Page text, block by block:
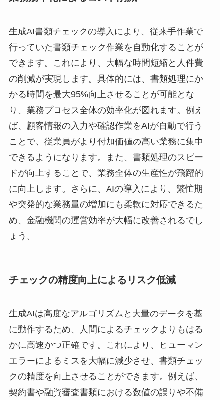
生成AI書類チェックの導入により、従来手作業で
行っていた書類チェック作業を自動化することが
できます。これにより、大幅な時間短縮と人件費
の削減が実現します。具体的には、書類処理にか
かる時間を最大95%向上させることが可能とな
り、業務プロセス全体の効率化が図れます。例え
ば、顧客情報の入力や確認作業をAIが自動で行う
ことで、従業員がより付加価値の高い業務に集中
できるようになります。また、書類処理のスピー
ドが向上することで、業務全体の生産性が飛躍的
に向上します。さらに、AIの導入により、繁忙期
や突発的な業務量の増加にも柔軟に対応できるた
め、金融機関の運営効率が大幅に改善されるでし
ょう。
チェックの精度向上によるリスク低減
生成AIは高度なアルゴリズムと大量のデータを基
に動作するため、人間によるチェックよりもはる
かに高速かつ正確です。これにより、ヒューマン
エラーによるミスを大幅に減少させ、書類チェッ
クの精度を向上させることができます。例えば、
契約書や融資審査書類における数値の誤りや不備